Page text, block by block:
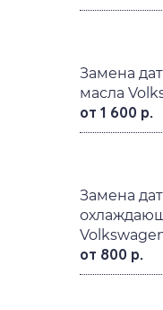
Замена
масла
от 1 600 р.
Замена
от 800 р.